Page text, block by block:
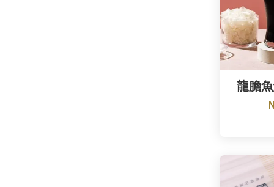
龍膽